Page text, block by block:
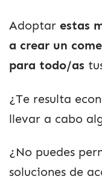
Adoptar estas
a crear un
para todo/as
¿Te resulta
llevar a cabo
¿No puedes
soluciones de